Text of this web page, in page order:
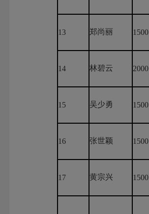
13 郑尚丽 1500
14 林碧云 2000
15 吴少勇 1500
16 张世颖 1500
17 黄宗兴 1500